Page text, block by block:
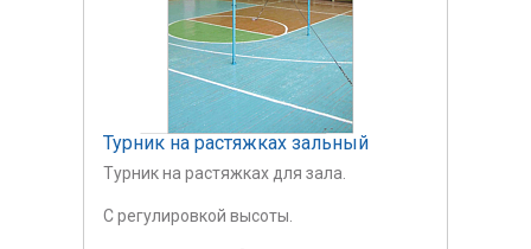
Турник на растяжках зальный
Турник на растяжках для зала.
С регулировкой высоты.